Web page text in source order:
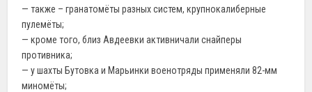
— также – гранатомёты разных систем, крупнокалиберные
пулемёты;
— кроме того, близ Авдеевки активничали снайперы
противника;
— у шахты Бутовка и Марьинки военотряды применяли 82-мм
миномёты;